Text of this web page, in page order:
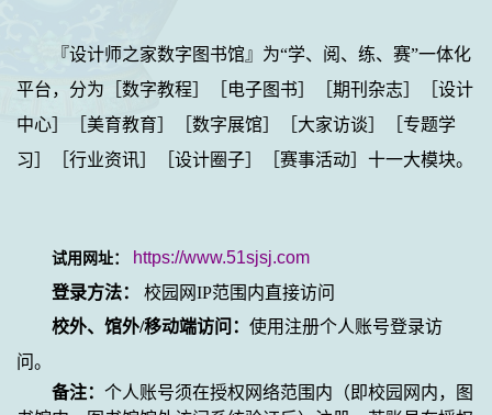
『设计师之家数字图书馆』为“学、阅、练、赛”一体化
平台，分为［数字教程］［电子图书］［期刊杂志］［设计
中心］［美育教育］［数字展馆］［大家访谈］［专题学
习］［行业资讯］［设计圈子］［赛事活动］十一大模块。
试用网址：
https://www.51sjsj.com
登录方法：
校园网IP范围内直接访问
校外、馆外/移动端访问： 使用注册个人账号登录访
问。
备注： 个人账号须在授权网络范围内（即校园网内，图